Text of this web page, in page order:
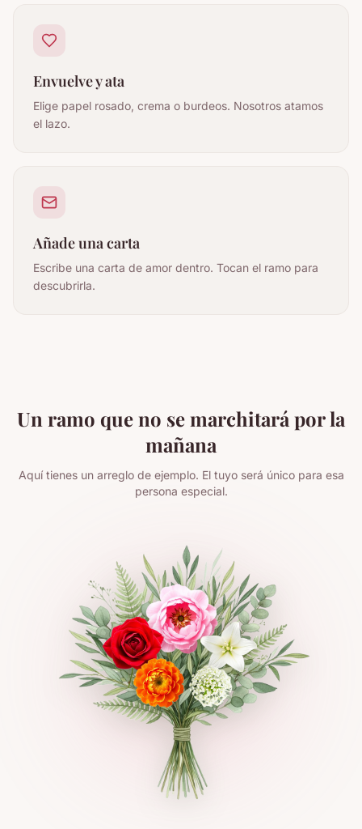
Envuelve y ata
Elige papel rosado, crema o burdeos. Nosotros atamos
el lazo.
Añade una carta
Escribe una carta de amor dentro. Tocan el ramo para
descubrirla.
Un ramo que no se marchitará por la
mañana
Aquí tienes un arreglo de ejemplo. El tuyo será único para esa
persona especial.